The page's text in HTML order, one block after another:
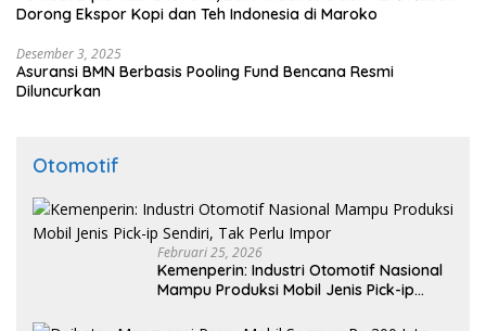
Dorong Ekspor Kopi dan Teh Indonesia di Maroko
Desember 3, 2025
Asuransi BMN Berbasis Pooling Fund Bencana Resmi
Diluncurkan
Otomotif
Februari 25, 2026
Kemenperin: Industri Otomotif Nasional
Mampu Produksi Mobil Jenis Pick-ip